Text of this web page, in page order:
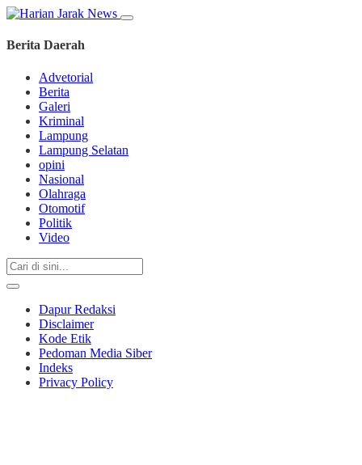
Berita Daerah
Advetorial
Berita
Galeri
Kriminal
Lampung
Lampung Selatan
opini
Nasional
Olahraga
Otomotif
Politik
Video
Dapur Redaksi
Disclaimer
Kode Etik
Pedoman Media Siber
Indeks
Privacy Policy